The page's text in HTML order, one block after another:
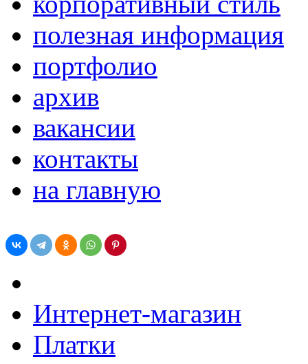
полезная информация
портфолио
архив
вакансии
контакты
на главную
Интернет-магазин
Платки